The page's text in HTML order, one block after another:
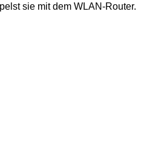
sie mit dem WLAN-Router.